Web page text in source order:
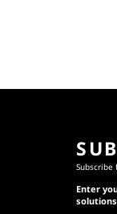
Enter
solutions